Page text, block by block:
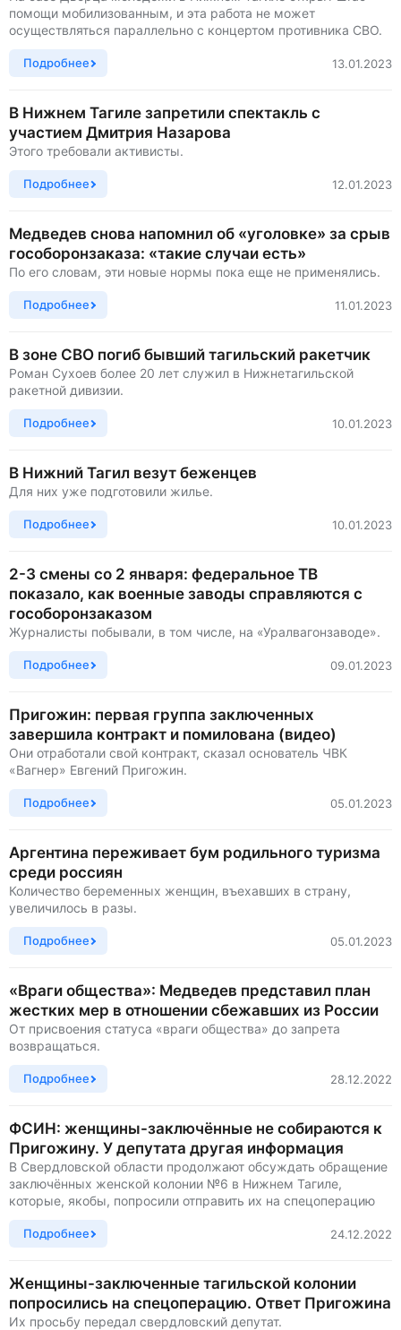
помощи мобилизованным, и эта работа не может
осуществляться параллельно с концертом противника СВО.
Подробнее 13.01.2023
В Нижнем Тагиле запретили спектакль с
участием Дмитрия Назарова
Этого требовали активисты.
Подробнее 12.01.2023
Медведев снова напомнил об «уголовке» за срыв
гособоронзаказа: «такие случаи есть»
По его словам, эти новые нормы пока еще не применялись.
Подробнее 11.01.2023
В зоне СВО погиб бывший тагильский ракетчик
Роман Сухоев более 20 лет служил в Нижнетагильской
ракетной дивизии.
Подробнее 10.01.2023
В Нижний Тагил везут беженцев
Для них уже подготовили жилье.
Подробнее 10.01.2023
2-3 смены со 2 января: федеральное ТВ
показало, как военные заводы справляются с
гособоронзаказом
Журналисты побывали, в том числе, на «Уралвагонзаводе».
Подробнее 09.01.2023
Пригожин: первая группа заключенных
завершила контракт и помилована (видео)
Они отработали свой контракт, сказал основатель ЧВК
«Вагнер» Евгений Пригожин.
Подробнее 05.01.2023
Аргентина переживает бум родильного туризма
среди россиян
Количество беременных женщин, въехавших в страну,
увеличилось в разы.
Подробнее 05.01.2023
«Враги общества»: Медведев представил план
жестких мер в отношении сбежавших из России
От присвоения статуса «враги общества» до запрета
возвращаться.
Подробнее 28.12.2022
ФСИН: женщины-заключённые не собираются к
Пригожину. У депутата другая информация
В Свердловской области продолжают обсуждать обращение
заключённых женской колонии №6 в Нижнем Тагиле,
которые, якобы, попросили отправить их на спецоперацию
Подробнее 24.12.2022
Женщины-заключенные тагильской колонии
попросились на спецоперацию. Ответ Пригожина
Их просьбу передал свердловский депутат.